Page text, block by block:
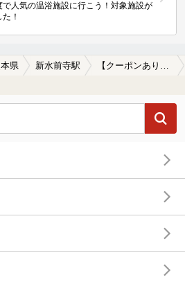
で人気の温浴施設に行こう！対象施設が
！
県 新水前寺駅 【クーポンあり】新水前寺駅近くの温泉宿・温泉旅館・ホテルおすすめ(2026年版)